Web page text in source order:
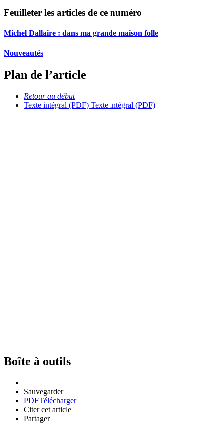
Feuilleter les articles de ce numéro
Michel Dallaire : dans ma grande maison folle
Nouveautés
Plan de l’article
Retour au début
Texte intégral (PDF) Texte intégral (PDF)
Boîte à outils
Sauvegarder
PDFTélécharger
Citer cet article
Partager